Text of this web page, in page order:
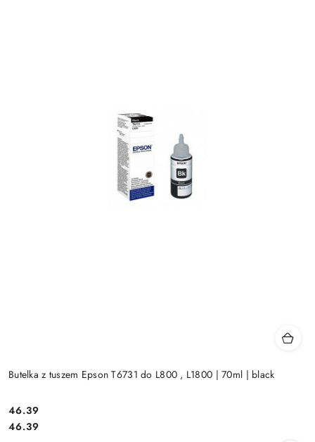
Butelka z tuszem Epson T6731 do L800 , L1800 | 70ml | black
Cena:
46.39
Cena:
46.39